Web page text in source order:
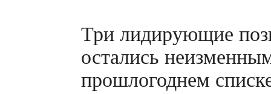
Три лидирующие
остались
прошлогоднем